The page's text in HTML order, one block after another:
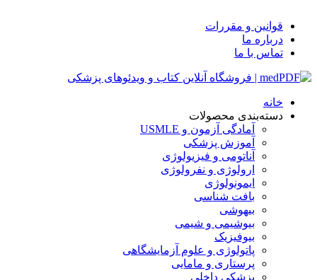
قوانین و مقررات
درباره ما
تماس با ما
خانه
دسته‌بندی محصولات
آمادگی آزمون و USMLE
آموزش پزشکی
آناتومی و فیزیولوژی
ارولوژی و نفرولوژی
ایمونولوژی
بافت شناسی
بیهوشی
بیوشیمی و شیمی
بیوفیزیک
پاتولوژی و علوم آزمایشگاهی
پرستاری و مامایی
پزشکی داخلی